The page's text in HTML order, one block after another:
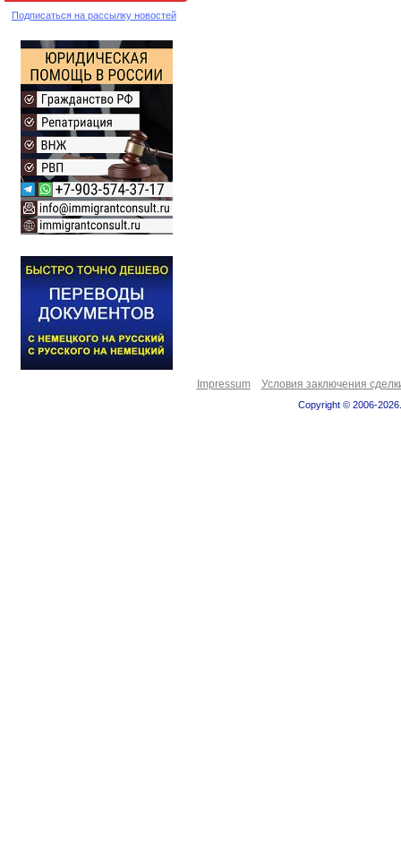
Подписаться на рассылку новостей
Impressum Условия заключения
Copyright © 2006-